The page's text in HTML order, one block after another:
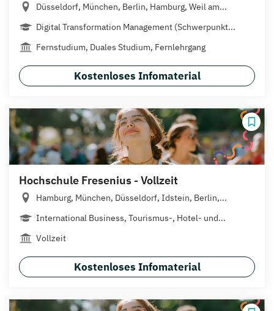
Düsseldorf, München, Berlin, Hamburg, Weil am...
Digital Transformation Management (Schwerpunkt...
Fernstudium, Duales Studium, Fernlehrgang
Kostenloses Infomaterial
Hochschule Fresenius - Vollzeit
Hamburg, München, Düsseldorf, Idstein, Berlin,...
International Business, Tourismus-, Hotel- und...
Vollzeit
Kostenloses Infomaterial